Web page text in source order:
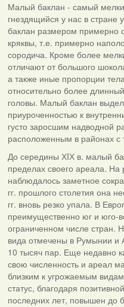
Малый баклан - самый
гнездящийся у нас в
баклан размером примерно
кряквы, т.е. примерно
сородича. Кроме более
отличают от большого
а также иные пропорции
относительно более
головы. Малый баклан
приуроченностью к
густо заросшим надводной
расположенным в районах
До середины ХIХ в. малый
пределах своего ареала.
наблюдалось заметное
гг. прошлого столетия она
гг. вновь резко упала. В
преимущественно юг и юго-
ограниченном числе стран.
вида отмечены в Румынии и
10 тысяч пар. Еще недавно
свою численность и ареал
близким к угрожаемым
статус, благодаря
последних лет, повышен до